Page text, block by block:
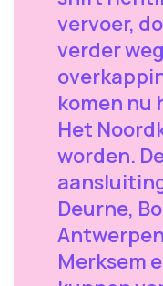
vervoer,
verder
komen nu
Het
worden.
Deurne,
Merksem